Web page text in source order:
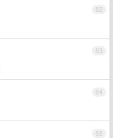
62
63
64
65